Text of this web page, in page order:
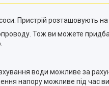
Пристрій розташовують
Тож ви можете
води можливе за
напору можливе під час